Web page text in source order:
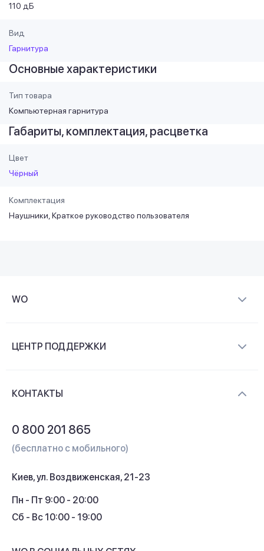
110 дБ
Вид
Гарнитура
Основные характеристики
Тип товара
Компьютерная гарнитура
Габариты, комплектация, расцветка
Цвет
Чёрный
Комплектация
Наушники, Краткое руководство пользователя
WO
Контакты
ЦЕНТР ПОДДЕРЖКИ
Кэшбек
КОНТАКТЫ
0 800 201 865
(бесплатно с мобильного)
Киев, ул. Воздвиженская, 21-23
Пн - Пт 9:00 - 20:00
Сб - Вс 10:00 - 19:00